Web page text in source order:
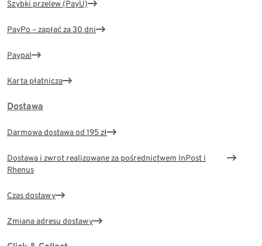
Szybki przelew (PayU)
PayPo – zapłać za 30 dni
Paypal
Karta płatnicza
Dostawa
Darmowa dostawa od 195 zł
Dostawa i zwrot realizowane za pośrednictwem InPost i
Rhenus
Czas dostawy
Zmiana adresu dostawy